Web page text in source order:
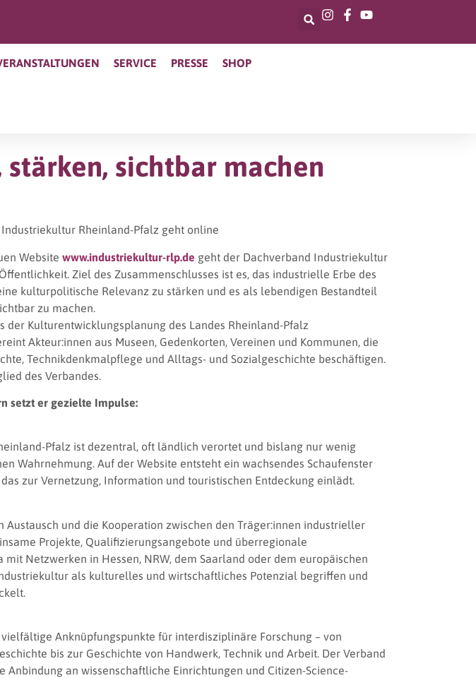
SERVICE PRESSE SHOP
sichtbar machen
Rheinland-Pfalz geht online
Website www.industriekultur-rlp.de geht der Dachverband Industriekultur
Ziel des Zusammenschlusses ist es, das industrielle Erbe des
kulturpolitische Relevanz zu stärken und es als lebendigen Bestandteil
zu machen.
der Kulturentwicklungsplanung des Landes Rheinland-Pfalz
Akteur:innen aus Museen, Gedenkorten, Vereinen und Kommunen, die
Technikdenkmalpflege und Alltags- und Sozialgeschichte beschäftigen.
des Verbandes.
setzt er gezielte Impulse:
Pfalz ist dezentral, oft ländlich verortet und bislang nur wenig
Wahrnehmung. Auf der Website entsteht ein wachsendes Schaufenster
zur Vernetzung, Information und touristischen Entdeckung einlädt.
Austausch und die Kooperation zwischen den Träger:innen industrieller
Projekte, Qualifizierungsangebote und überregionale
mit Netzwerken in Hessen, NRW, dem Saarland oder dem europäischen
als kulturelles und wirtschaftliches Potenzial begriffen und
Anknüpfungspunkte für interdisziplinäre Forschung – von
bis zur Geschichte von Handwerk, Technik und Arbeit. Der Verband
Anbindung an wissenschaftliche Einrichtungen und Citizen-Science-